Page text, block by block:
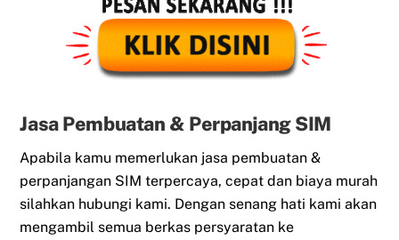
Jasa Pembuatan & Perpanjang SIM
Apabila kamu memerlukan jasa pembuatan &
perpanjangan SIM terpercaya, cepat dan biaya murah
silahkan hubungi kami. Dengan senang hati kami akan
mengambil semua berkas persyaratan ke